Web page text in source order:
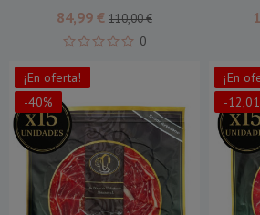
84,99 € 110,00 €
0
¡En oferta!
-40%
¡En
-